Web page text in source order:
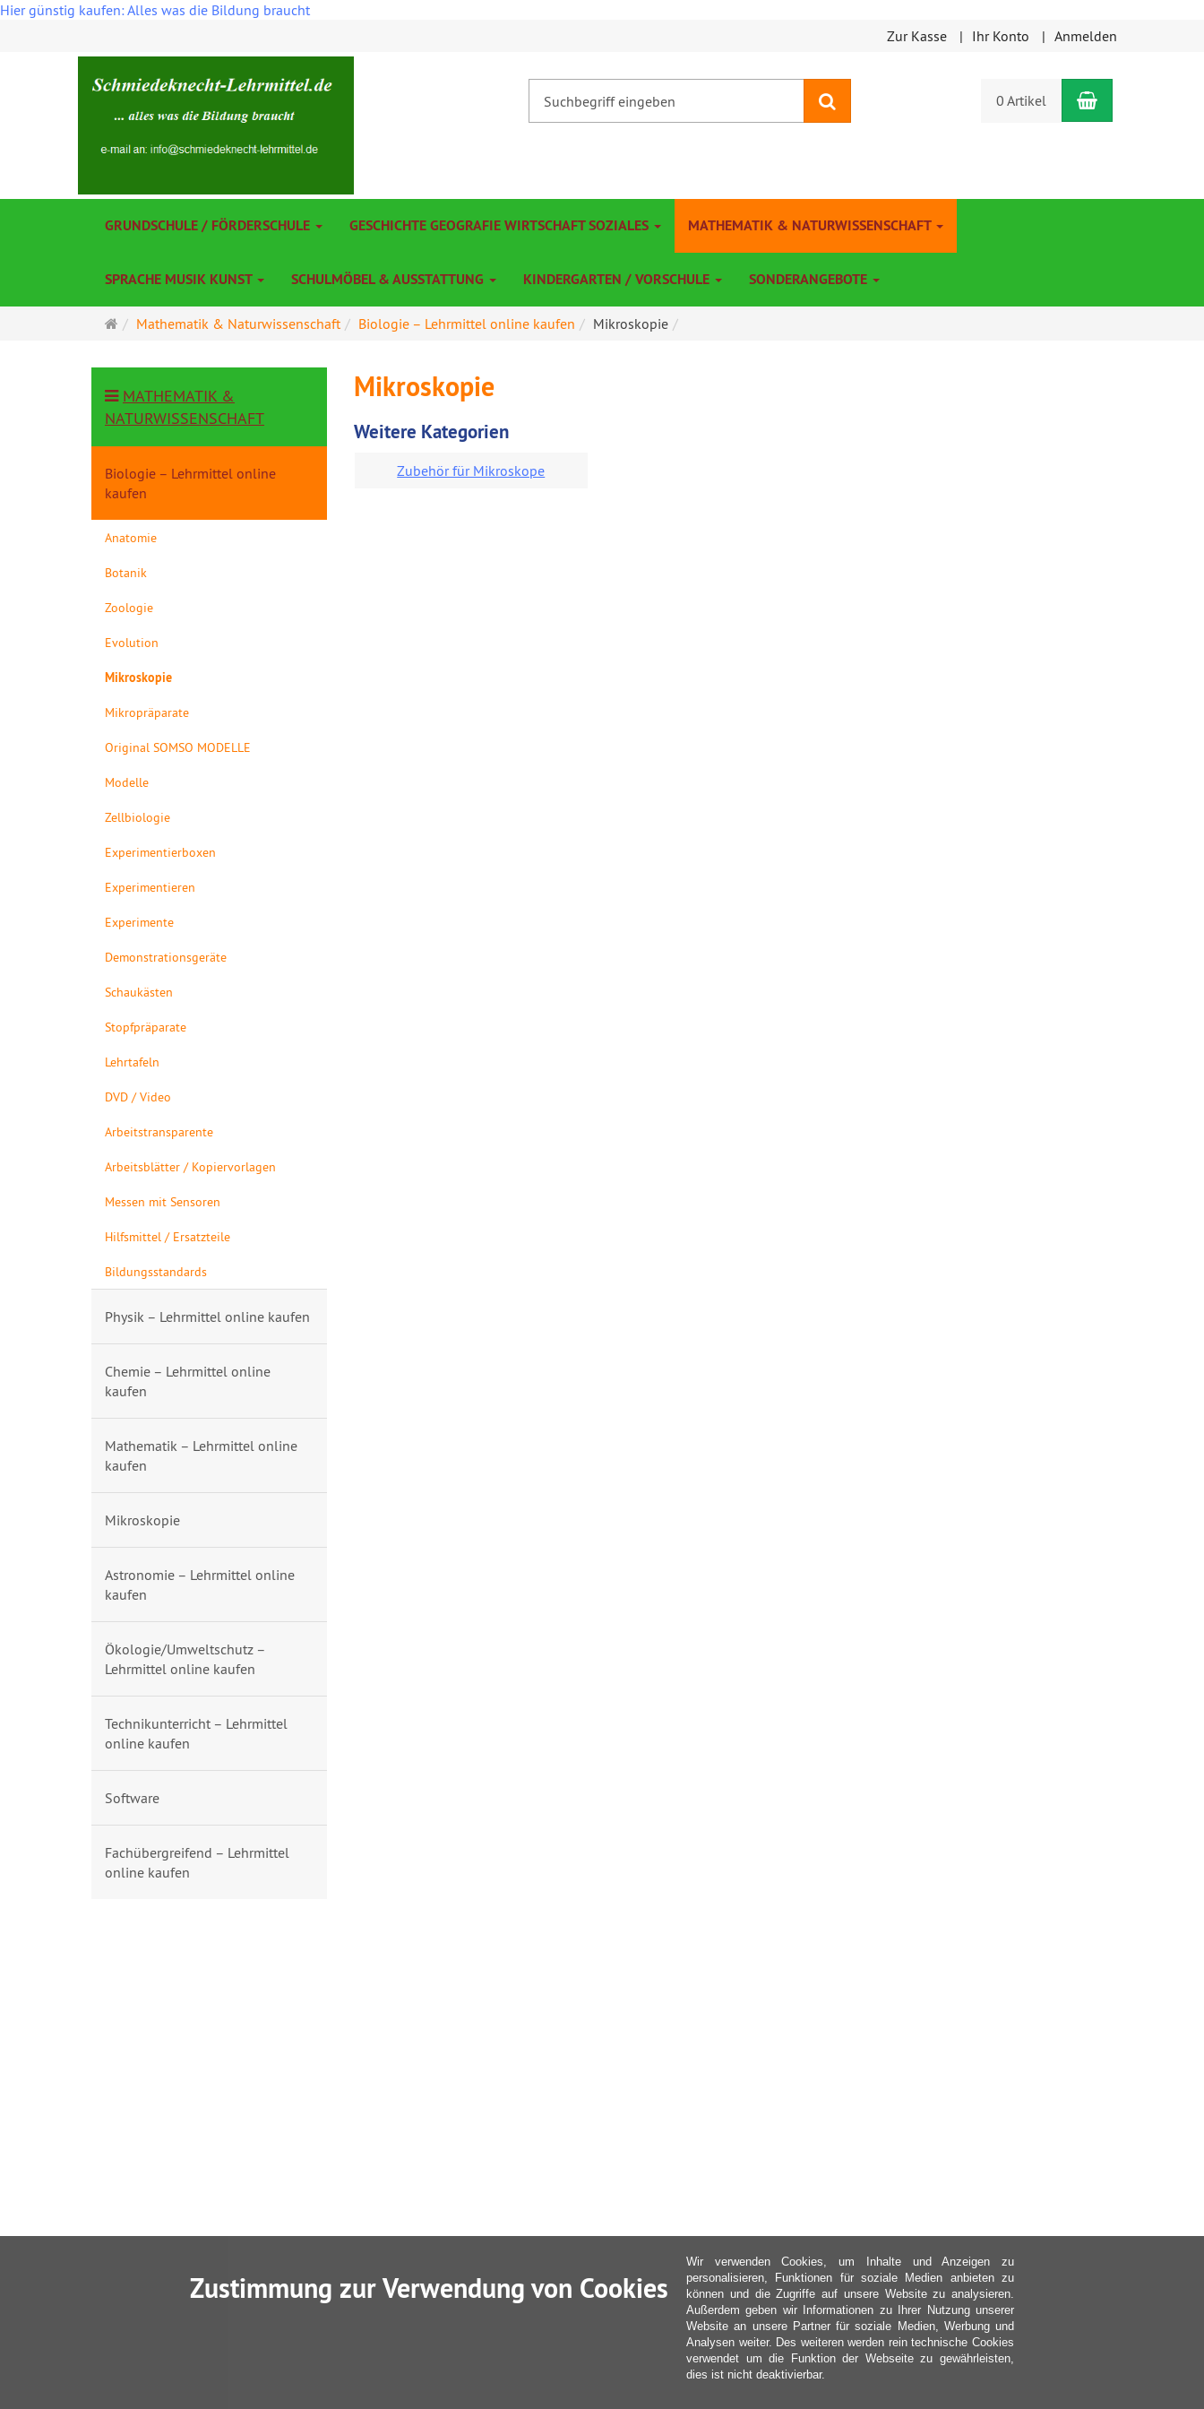
Hier günstig kaufen: Alles was die Bildung braucht
Zur Kasse
Ihr Konto Anmelden
0 Artikel Warenkorb
GRUNDSCHULE / FÖRDERSCHULE GESCHICHTE GEOGRAFIE WIRTSCHAFT SOZIALES MATHEMATIK & NATURWISSENSCHAFT
SPRACHE MUSIK KUNST SCHULMÖBEL & AUSSTATTUNG KINDERGARTEN / VORSCHULE SONDERANGEBOTE
Startseite
Mathematik & Naturwissenschaft Biologie – Lehrmittel online kaufen Mikroskopie
Mikroskopie
Weitere Kategorien
Zubehör für Mikroskope
MATHEMATIK &
NATURWISSENSCHAFT
Biologie – Lehrmittel online
kaufen
Anatomie
Botanik
Zoologie
Evolution
Mikroskopie
Mikropräparate
Original SOMSO MODELLE
Modelle
Zellbiologie
Experimentierboxen
Experimentieren
Experimente
Demonstrationsgeräte
Schaukästen
Stopfpräparate
Lehrtafeln
DVD / Video
Arbeitstransparente
Arbeitsblätter / Kopiervorlagen
Messen mit Sensoren
Hilfsmittel / Ersatzteile
Bildungsstandards
Physik – Lehrmittel online kaufen
Chemie – Lehrmittel online
kaufen
Mathematik – Lehrmittel online
kaufen
Mikroskopie
Astronomie – Lehrmittel online
kaufen
Ökologie/Umweltschutz –
Lehrmittel online kaufen
Technikunterricht – Lehrmittel
online kaufen
Software
Fachübergreifend – Lehrmittel
online kaufen
Zustimmung zur Verwendung von Cookies
Wir verwenden Cookies, um Inhalte und Anzeigen zu
personalisieren, Funktionen für soziale Medien anbieten zu
können und die Zugriffe auf unsere Website zu analysieren.
Außerdem geben wir Informationen zu Ihrer Nutzung unserer
Website an unsere Partner für soziale Medien, Werbung und
Analysen weiter. Des weiteren werden rein technische Cookies
verwendet um die Funktion der Webseite zu gewährleisten,
dies ist nicht deaktivierbar.